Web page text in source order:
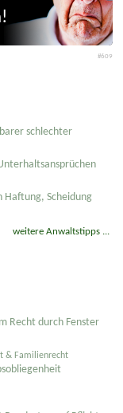
#609
schlechter
Haftung, Scheidung
weitere Anwaltstipps ...
Recht durch Fenster
& Familienrecht